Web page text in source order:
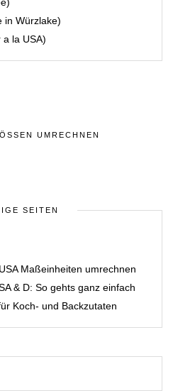
in Würzlake)
a la USA)
UMRECHNEN
SEITEN
Maßeinheiten umrechnen
& D: So gehts ganz einfach
Koch- und Backzutaten